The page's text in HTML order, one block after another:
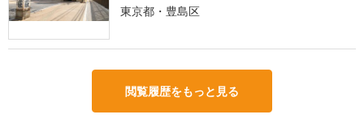
東京都・豊島区
閲覧履歴をもっと見る